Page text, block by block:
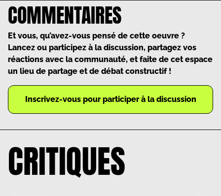
COMMENTAIRES
Et vous, qu’avez-vous pensé de cette oeuvre ?
Lancez ou participez à la discussion, partagez vos
réactions avec la communauté, et faite de cet espace
un lieu de partage et de débat constructif !
Inscrivez-vous pour participer à la discussion
CRITIQUES